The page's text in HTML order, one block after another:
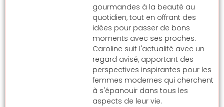
gourmandes à la beauté au
quotidien, tout en offrant des
idées pour passer de bons
moments avec ses proches.
Caroline suit l'actualité avec un
regard avisé, apportant des
perspectives inspirantes pour les
femmes modernes qui cherchent
à s'épanouir dans tous les
aspects de leur vie.